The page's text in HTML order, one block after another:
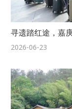
寻遗踏红途，嘉
2026-06-23